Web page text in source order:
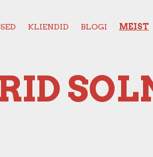
KLIENDID BLOGI MEIST